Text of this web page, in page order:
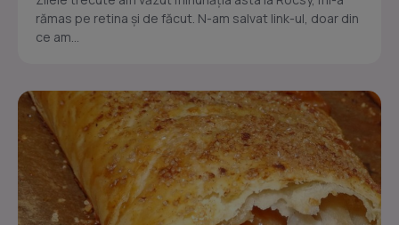
rămas pe retina și de făcut. N-am salvat link-ul, doar din
ce am...